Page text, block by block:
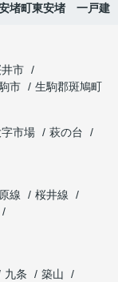
堵町東安堵 一戸建
市
市
生駒郡斑鳩町
字市場
萩の台
線
桜井線
九条
築山